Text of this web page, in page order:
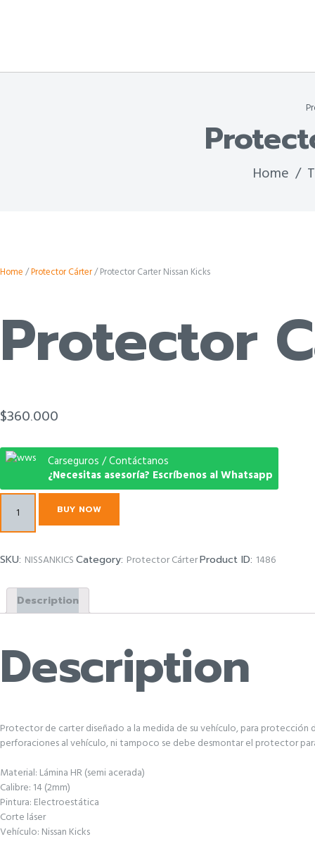
Home
Home/Protector Cárter/ Protector Carter Nissan Kicks
Protector
$360.000
Carseguros / Contáctanos
¿Necesitas asesoría? Escríbenos al Whatsapp
Carter
Nissan
quantity
BUY NOW
SKU: NISSANKICSCategory: Protector CárterProduct ID: 1486
Description
Description
Protector de carter diseñado a la medida de su vehículo, para protección
perforaciones al vehículo, ni tampoco se debe desmontar el protector
Material: Lámina HR (semi acerada)
Calibre: 14 (2mm)
Pintura: Electroestática
Corte láser
Vehículo: Nissan Kicks